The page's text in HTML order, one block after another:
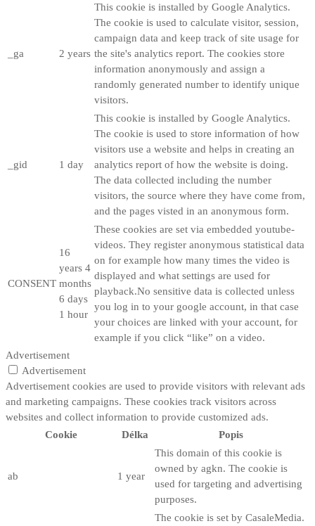
_ga 2 years
This cookie is installed by Google Analytics.
The cookie is used to calculate visitor, session,
campaign data and keep track of site usage for
the site's analytics report. The cookies store
information anonymously and assign a
randomly generated number to identify unique
visitors.
_gid 1 day
This cookie is installed by Google Analytics.
The cookie is used to store information of how
visitors use a website and helps in creating an
analytics report of how the website is doing.
The data collected including the number
visitors, the source where they have come from,
and the pages visted in an anonymous form.
CONSENT
16
years 4
months
6 days
1 hour
These cookies are set via embedded youtube-
videos. They register anonymous statistical data
on for example how many times the video is
displayed and what settings are used for
playback.No sensitive data is collected unless
you log in to your google account, in that case
your choices are linked with your account, for
example if you click “like” on a video.
Advertisement
Advertisement
Advertisement cookies are used to provide visitors with relevant ads
and marketing campaigns. These cookies track visitors across
websites and collect information to provide customized ads.
Cookie
Délka Popis
ab 1 year
This domain of this cookie is
owned by agkn. The cookie is
used for targeting and advertising
purposes.
The cookie is set by CasaleMedia.